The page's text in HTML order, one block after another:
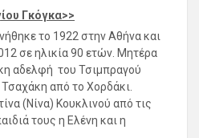
Γκόγκα>>
το 1922 στην Αθήνα και
σε ηλικία 90 ετών. Μητέρα
αδελφή του Τσιμπραγού
από το Χορδάκι.
(Νίνα) Κουκλινού από τις
τους η Ελένη και η